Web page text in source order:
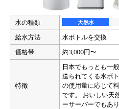
水の種類 天然水
給水方法
水ボトルを交換
価格帯
約3,000円〜
特徴
日本でもっとも一
送られてくる水ボ
の使用量に応じて
です。 おいしい天
ーサーバーでもあり